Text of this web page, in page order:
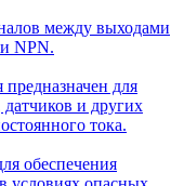
между выходами
NPN.
для
и других
тока.
обеспечения